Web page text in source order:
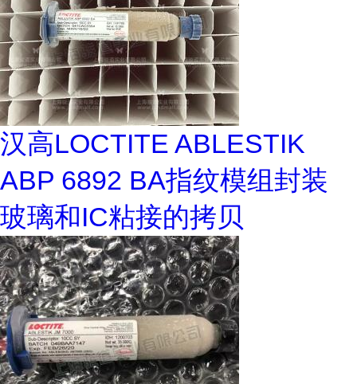
汉高LOCTITE ABLESTIK
ABP 6892 BA指纹模组封装
玻璃和IC粘接的拷贝